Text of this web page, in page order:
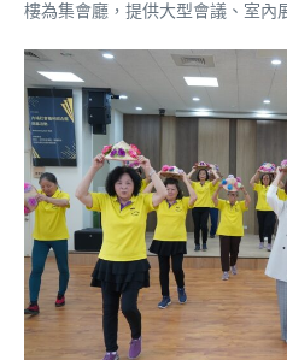
樓為集會廳，提供大型會議、室內